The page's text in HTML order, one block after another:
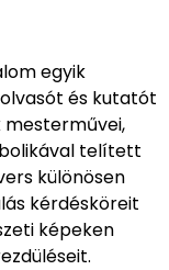
egyik
és kutatót
mesterművei,
telített
különösen
kérdésköreit
képeken